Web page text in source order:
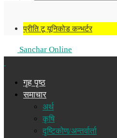
प्रीति टू यूनिकोड कन्भर्टर
Sanchar Online
गृह पृष्ठ
समाचार
अर्थ
कृषि
दृष्टिकोण/अन्तर्वार्ता